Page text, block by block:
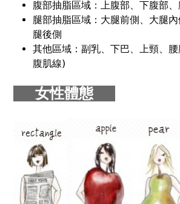
腹部抽脂區域：上腹部、下腹部
腿部抽脂區域：大腿前側、大腿
腿後側
其他區域：副乳、下巴、上頸、腰
腹肌線)
女性體態